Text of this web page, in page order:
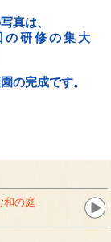
真は、
の研修の集大
の完成です。
和の庭